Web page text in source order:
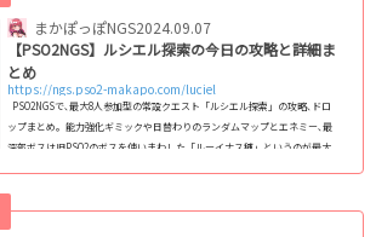
まかぽっぽNGS2024.09.07
【PSO2NGS】ルシエル探索の今日の攻略と詳細ま
とめ
https://ngs.pso2-makapo.com/luciel
PSO2NGSで､最大8人参加型の常設クエスト「ルシエル探索」の攻略､ドロ
ップまとめ｡ 能力強化ギミックや日替わりのランダムマップとエネミー､最
深部ボスは旧PSO2のボスを使いまわした「ルーイナス種」というのが最大
ーバフ(能力強化)：一定間隔毎追撃系 トライアル：ギルーヴァ (adsbygoog
le = window.adsbygoogle || ).push({}); 今日のクエスト概要と謎解きパズ